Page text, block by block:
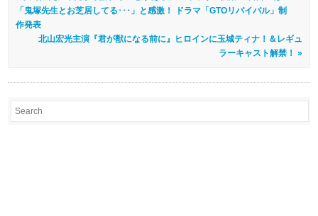
「鬼塚先生とお芝居してる･･･」と感激！ ドラマ「GTOリバイバル」制
作発表
北山宏光主演『君が獣になる前に』ヒロインに玉城ティナ！＆レギュ
ラーキャスト解禁！ »